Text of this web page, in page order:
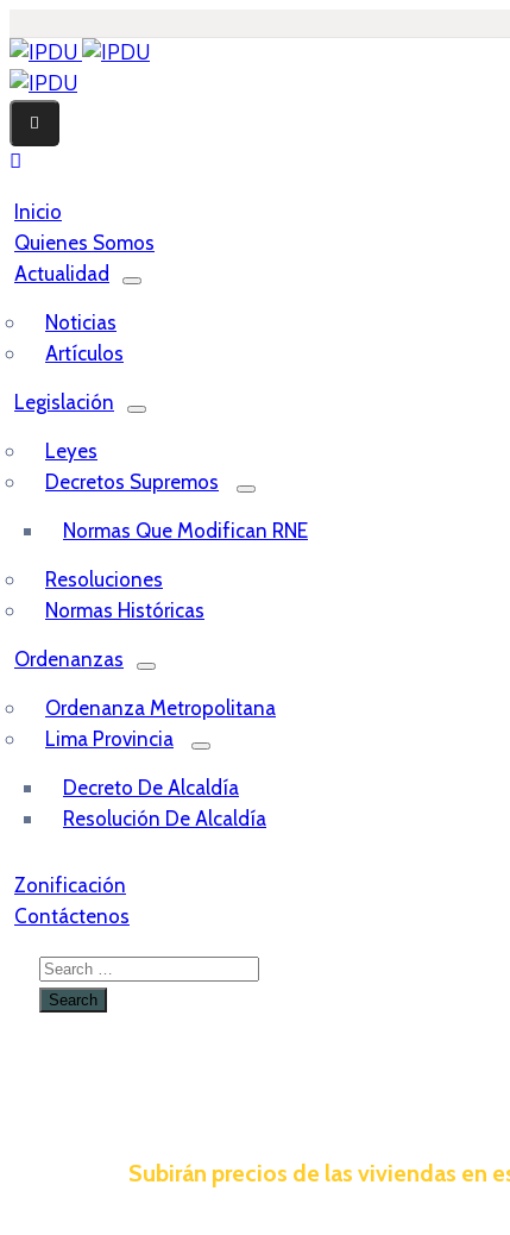
Inicio
Quienes Somos
Actualidad
Noticias
Artículos
Legislación
Leyes
Decretos Supremos
Normas Que Modifican RNE
Resoluciones
Normas Históricas
Ordenanzas
Ordenanza Metropolitana
Lima Provincia
Decreto De Alcaldía
Resolución De Alcaldía
Zonificación
Contáctenos
Subirán precios de las viviendas en